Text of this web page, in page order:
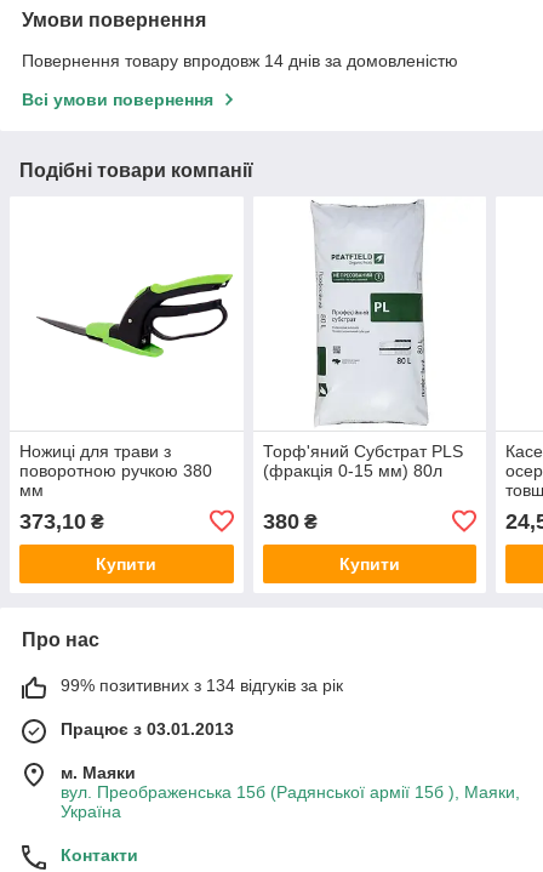
Умови повернення
Повернення товару впродовж 14 днів за домовленістю
Всі умови повернення
Подібні товари компанії
Ножиці для трави з
поворотною ручкою 380
мм
373,10 ₴
Купити
Торф'яний Субстрат PLS
(фракція 0-15 мм) 80л
380₴
Купити
Про нас
99% позитивних з 134 відгуків за рік
Працює з 03.01.2013
м. Маяки
вул. Преображенська 15б (Радянської армії 15б ), Маяки,
Україна
Контакти